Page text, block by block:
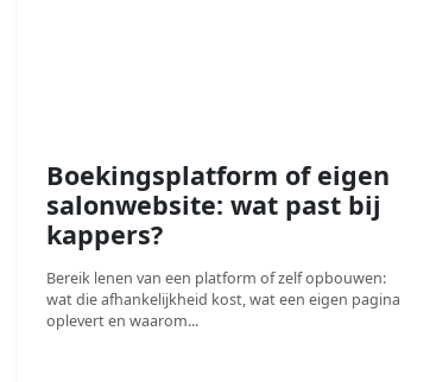
Boekingsplatform of eigen
salonwebsite: wat past bij
kappers?
Bereik lenen van een platform of zelf opbouwen:
wat die afhankelijkheid kost, wat een eigen pagina
oplevert en waarom...